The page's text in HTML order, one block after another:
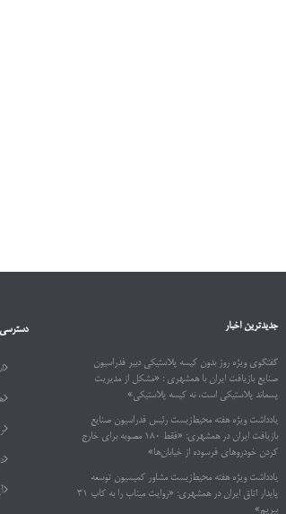
جدیدترین اخبار
گفتگوی ویژه روز بدون کیسه پلاستیکی دبیر فدراسیون
صنایع بازیافت ایران با همشهری : «مشکل از مدیریت
پسماند پلاستیکی است، نه کیسه پلاستیکی»
یادداشت ویژه هفته محیط‌زیست رئیس فدراسیون صنایع
بازیافت ایران در همشهری: «فقط ۱۸۰ مصوبه برای خارج
کردن خودروهای فرسوده از خیابان‌ها»
یادداشت ویژه هفته محیط‌زیست مشاور کمیسیون توسعه
پایدار اتاق ایران در همشهری: «روایت میناب را به کاپ ۳۱
ببریم»